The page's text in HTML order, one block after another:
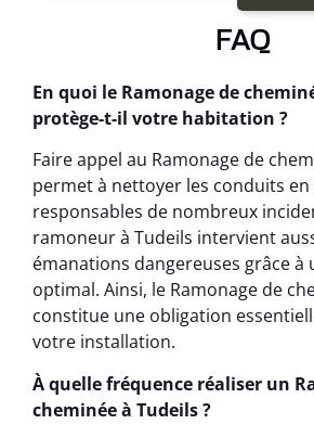
FAQ
En quoi le Ramonage de
protège-t-il votre habitation ?
Faire appel au Ramonage de
permet à nettoyer les conduits
responsables de nombreux
ramoneur à Tudeils intervient
émanations dangereuses grâce à
optimal. Ainsi, le Ramonage de
constitue une obligation
votre installation.
À quelle fréquence réaliser un
cheminée à Tudeils ?